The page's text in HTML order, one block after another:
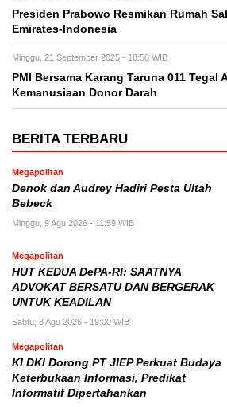
Presiden Prabowo Resmikan Rumah
Emirates-Indonesia
Minggu, 21 September 2025 - 18:58 WIB
PMI Bersama Karang Taruna 011 Tegal
Kemanusiaan Donor Darah
BERITA TERBARU
Megapolitan
Denok dan Audrey Hadiri Pesta Ultah
Bebeck
Minggu, 9 Agu 2026 - 11:59 WIB
Megapolitan
HUT KEDUA DePA-RI: SAATNYA
ADVOKAT BERSATU DAN BERGERAK
UNTUK KEADILAN
Sabtu, 8 Agu 2026 - 19:00 WIB
Megapolitan
KI DKI Dorong PT JIEP Perkuat Budaya
Keterbukaan Informasi, Predikat
Informatif Dipertahankan